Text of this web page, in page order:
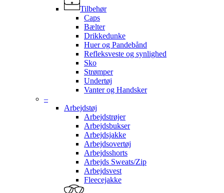
Tilbehør
Caps
Bælter
Drikkedunke
Huer og Pandebånd
Refleksveste og synlighed
Sko
Strømper
Undertøj
Vanter og Handsker
–
Arbejdstøj
Arbejdstrøjer
Arbejdsbukser
Arbejdsjakke
Arbejdsovertøj
Arbejdsshorts
Arbejds Sweats/Zip
Arbejdsvest
Fleecejakke